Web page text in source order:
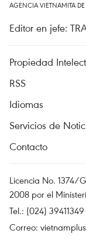
AGENCIA VIETNAMITA
Editor en jefe:
Propiedad
RSS
Idiomas
Servicios de
Contacto
Licencia No. 1374/
2008 por el
Tel.: (024)
Correo: